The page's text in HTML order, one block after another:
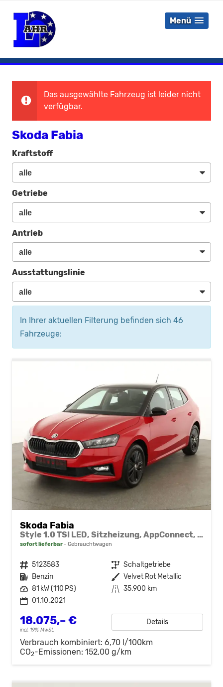
Menü
Das ausgewählte Fahrzeug ist leider nicht
verfügbar.
Skoda Fabia
Kraftstoff
Getriebe
Antrieb
Ausstattungslinie
In Ihrer aktuellen Filterung befinden sich 46
Fahrzeuge:
Skoda Fabia
Style 1.0 TSI LED, Sitzheizung, AppConnect, 16-Zoll
sofort lieferbar Gebrauchtwagen
Fahrzeugnr. 5123583 Getriebe Schaltgetriebe
Kraftstoff Benzin Außenfarbe Velvet Rot Metallic
Leistung 81 kW (110 PS) Kilometerstand 35.900 km
01.10.2021
18.075,– €
incl. 19% MwSt.
Details
Verbrauch kombiniert: 6,70 l/100km
CO2-Emissionen: 152,00 g/km